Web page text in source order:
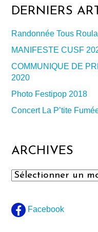
DERNIERS
Randonnée Tous
MANIFESTE CUSF
COMMUNIQUE DE
2020
Photo Festipop 2018
Concert La P’tite
ARCHIVES
Archives
Facebook